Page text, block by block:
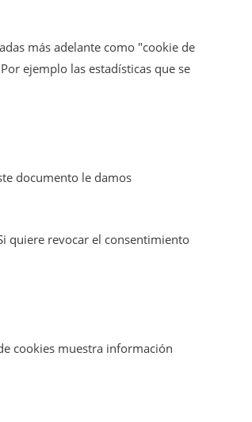
más adelante como "cookie de
ejemplo las estadísticas que se
documento le damos
quiere revocar el consentimiento
cookies muestra información